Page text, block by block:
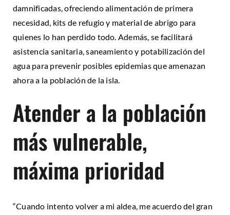
damnificadas, ofreciendo alimentación de primera
necesidad, kits de refugio y material de abrigo para
quienes lo han perdido todo. Además, se facilitará
asistencia sanitaria, saneamiento y potabilización del
agua para prevenir posibles epidemias que amenazan
ahora a la población de la isla.
Atender a la población
más vulnerable,
máxima prioridad
“Cuando intento volver a mi aldea, me acuerdo del gran